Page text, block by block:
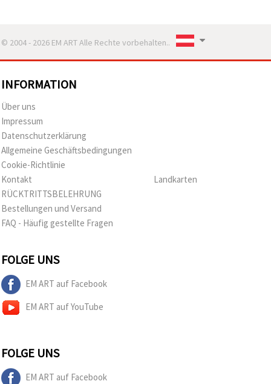
© 2004 - 2026 EM ART Alle Rechte vorbehalten..
INFORMATION
Über uns
Impressum
Datenschutzerklärung
Allgemeine Geschäftsbedingungen
Cookie-Richtlinie
Kontakt
RÜCKTRITTSBELEHRUNG
Bestellungen und Versand
FAQ - Häufig gestellte Fragen
Landkarten
FOLGE UNS
EM ART auf Facebook
EM ART auf YouTube
FOLGE UNS
EM ART auf Facebook